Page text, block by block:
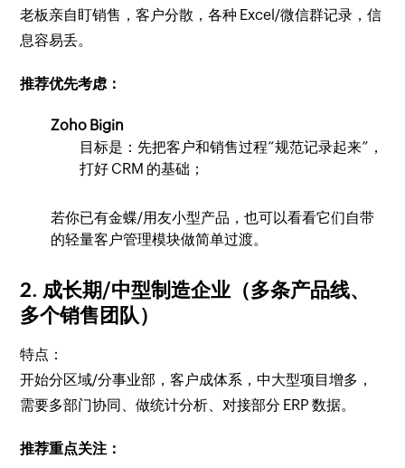
老板亲自盯销售，客户分散，各种 Excel/微信群记录，信
息容易丢。
推荐优先考虑：
Zoho Bigin
目标是：先把客户和销售过程“规范记录起来”，
打好 CRM 的基础；
若你已有金蝶/用友小型产品，也可以看看它们自带
的轻量客户管理模块做简单过渡。
2. 成长期/中型制造企业（多条产品线、
多个销售团队）
特点：
开始分区域/分事业部，客户成体系，中大型项目增多，
需要多部门协同、做统计分析、对接部分 ERP 数据。
推荐重点关注：